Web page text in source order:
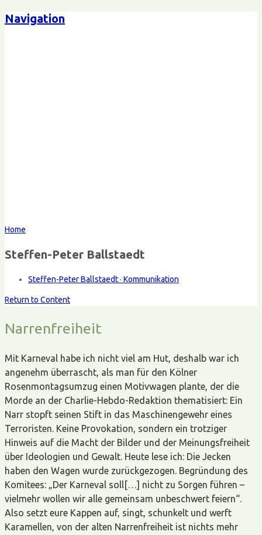
Navigation
Home
Steffen-Peter Ballstaedt
Steffen-Peter Ballstaedt · Kommunikation
Return to Content
Narrenfreiheit
Mit Karneval habe ich nicht viel am Hut, deshalb war ich
angenehm überrascht, als man für den Kölner
Rosenmontagsumzug einen Motivwagen plante, der die
Morde an der Charlie-Hebdo-Redaktion thematisiert: Ein
Narr stopft seinen Stift in das Maschinengewehr eines
Terroristen. Keine Provokation, sondern ein trotziger
Hinweis auf die Macht der Bilder und der Meinungsfreiheit
über Ideologien und Gewalt. Heute lese ich: Die Jecken
haben den Wagen wurde zurückgezogen. Begründung des
Komitees: „Der Karneval soll[…] nicht zu Sorgen führen –
vielmehr wollen wir alle gemeinsam unbeschwert feiern“.
Also setzt eure Kappen auf, singt, schunkelt und werft
Karamellen, von der alten Narrenfreiheit ist nichts mehr